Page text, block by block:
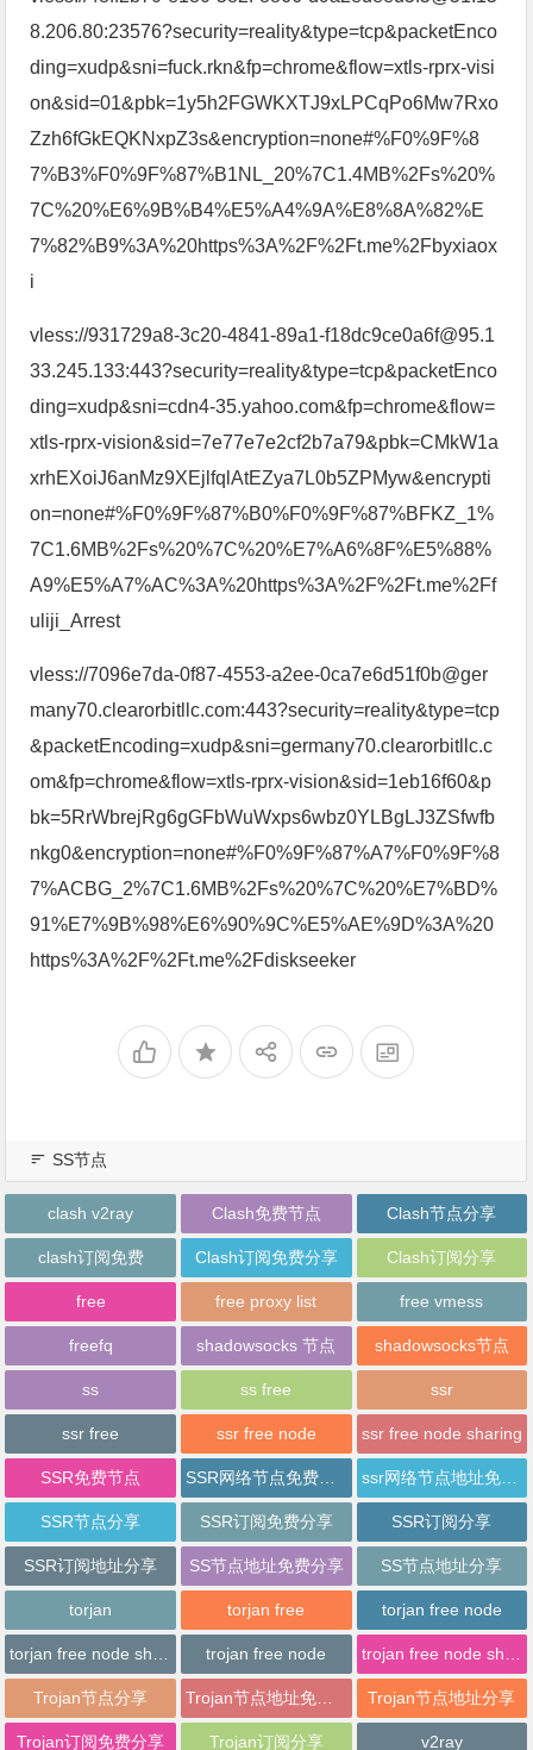
8.206.80:23576?security=reality&type=tcp&packetEnco
ding=xudp&sni=fuck.rkn&fp=chrome&flow=xtls-rprx-visi
on&sid=01&pbk=1y5h2FGWKXTJ9xLPCqPo6Mw7Rxo
Zzh6fGkEQKNxpZ3s&encryption=none#%F0%9F%8
7%B3%F0%9F%87%B1NL_20%7C1.4MB%2Fs%20%
7C%20%E6%9B%B4%E5%A4%9A%E8%8A%82%E
7%82%B9%3A%20https%3A%2F%2Ft.me%2Fbyxiaox
i
vless://931729a8-3c20-4841-89a1-f18dc9ce0a6f@95.1
33.245.133:443?security=reality&type=tcp&packetEnco
ding=xudp&sni=cdn4-35.yahoo.com&fp=chrome&flow=
xtls-rprx-vision&sid=7e77e7e2cf2b7a79&pbk=CMkW1a
xrhEXoiJ6anMz9XEjlfqlAtEZya7L0b5ZPMyw&encrypti
on=none#%F0%9F%87%B0%F0%9F%87%BFKZ_1%
7C1.6MB%2Fs%20%7C%20%E7%A6%8F%E5%88%
A9%E5%A7%AC%3A%20https%3A%2F%2Ft.me%2Ff
uliji_Arrest
vless://7096e7da-0f87-4553-a2ee-0ca7e6d51f0b@ger
many70.clearorbitllc.com:443?security=reality&type=tcp
&packetEncoding=xudp&sni=germany70.clearorbitllc.c
om&fp=chrome&flow=xtls-rprx-vision&sid=1eb16f60&p
bk=5RrWbrejRg6gGFbWuWxps6wbz0YLBgLJ3ZSfwfb
nkg0&encryption=none#%F0%9F%87%A7%F0%9F%8
7%ACBG_2%7C1.6MB%2Fs%20%7C%20%E7%BD%
91%E7%9B%98%E6%90%9C%E5%AE%9D%3A%20
https%3A%2F%2Ft.me%2Fdiskseeker
SS节点
clash v2ray Clash免费节点 Clash节点分享
clash订阅免费 Clash订阅免费分享 Clash订阅分享
free free proxy list free vmess
freefq shadowsocks 节点 shadowsocks节点
ss ss free ssr
ssr free ssr free node ssr free node sharing
SSR免费节点
SSR节点分享 SSR订阅免费分享 SSR订阅分享
SSR订阅地址分享 SS节点地址免费分享 SS节点地址分享
torjan torjan free torjan free node
trojan free node
Trojan节点分享 Trojan节点地址分享
Trojan订阅免费分享 Trojan订阅分享 v2ray